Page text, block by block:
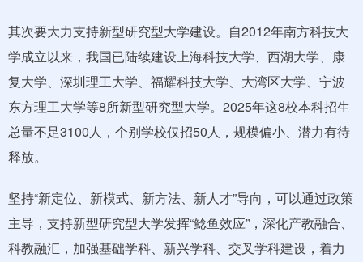
其次要大力支持新型研究型大学建设。自2012年南方科技大
学成立以来，我国已陆续建设上海科技大学、西湖大学、康
复大学、深圳理工大学、福耀科技大学、大湾区大学、宁波
东方理工大学等8所新型研究型大学。2025年这8校本科招生
总量不足3100人，个别学校仅招50人，规模偏小、潜力有待
释放。
坚持“新定位、新模式、新方法、新人才”导向，可以通过政策
主导，支持新型研究型大学发挥“鲶鱼效应”，深化产教融合、
科教融汇，加强基础学科、新兴学科、交叉学科建设，着力